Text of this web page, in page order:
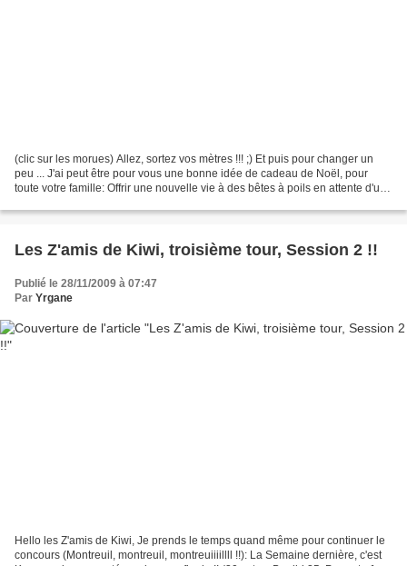
(clic sur les morues) Allez, sortez vos mètres !!! ;) Et puis pour changer un
peu ... J'ai peut être pour vous une bonne idée de cadeau de Noël, pour
toute votre famille: Offrir une nouvelle vie à des bêtes à poils en attente d'un
Les Z'amis de Kiwi, troisième tour, Session 2 !!
Publié le 28/11/2009 à 07:47
Par Yrgane
Hello les Z'amis de Kiwi, Je prends le temps quand même pour continuer le
concours (Montreuil, montreuil, montreuiiiillll !!): La Semaine dernière, c'est